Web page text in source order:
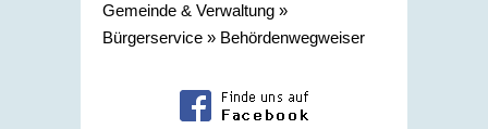
Gemeinde & Verwaltung »
Bürgerservice » Behördenwegweiser